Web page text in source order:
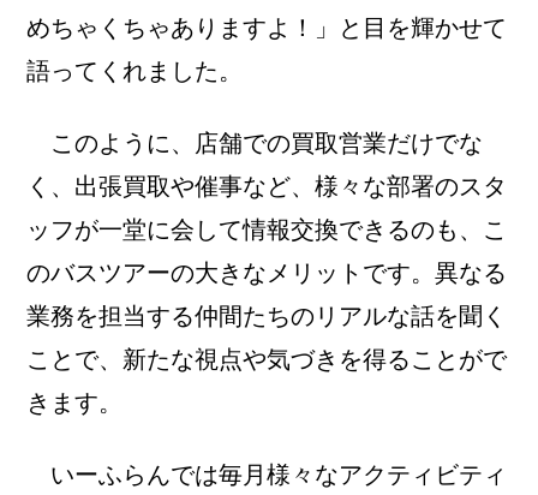
めちゃくちゃありますよ！」と目を輝かせて
語ってくれました。
このように、店舗での買取営業だけでな
く、出張買取や催事など、様々な部署のスタ
ッフが一堂に会して情報交換できるのも、こ
のバスツアーの大きなメリットです。異なる
業務を担当する仲間たちのリアルな話を聞く
ことで、新たな視点や気づきを得ることがで
きます。
いーふらんでは毎月様々なアクティビティ